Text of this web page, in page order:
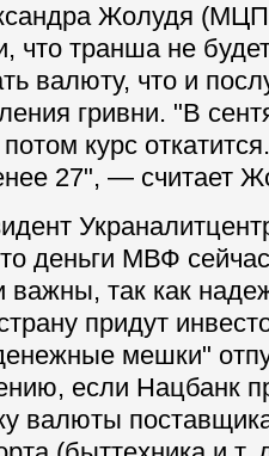
Жолудя
что транша не
валюту, что и
гривни. "В
курс
27", — считает
деньги МВФ
важны, так как
придут
мешки"
если Нацбанк
валюты